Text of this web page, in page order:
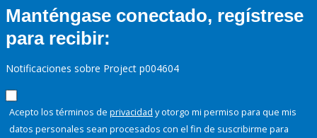
Manténgase conectado, regístrese
para recibir:
Notificaciones sobre Project p004604
Acepto los términos de privacidad y otorgo mi permiso para que mis
datos personales sean procesados con el fin de suscribirme para